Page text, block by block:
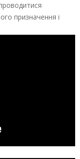
призначення і